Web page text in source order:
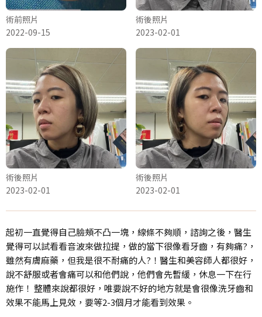
術前照片
2022-09-15
術後照片
2023-02-01
術後照片
2023-02-01
術後照片
2023-02-01
起初一直覺得自己臉頰不凸一塊，線條不夠順，諮詢之後，醫生
覺得可以試看看音波來做拉提，做的當下很像看牙齒，有夠痛?，
雖然有膚麻藥，但我是很不耐痛的人?！醫生和美容師人都很好，
說不舒服或者會痛可以和他們說，他們會先暫緩，休息一下在行
施作！ 整體來說都很好，唯要說不好的地方就是會很像洗牙齒和
效果不能馬上見效，要等2-3個月才能看到效果。